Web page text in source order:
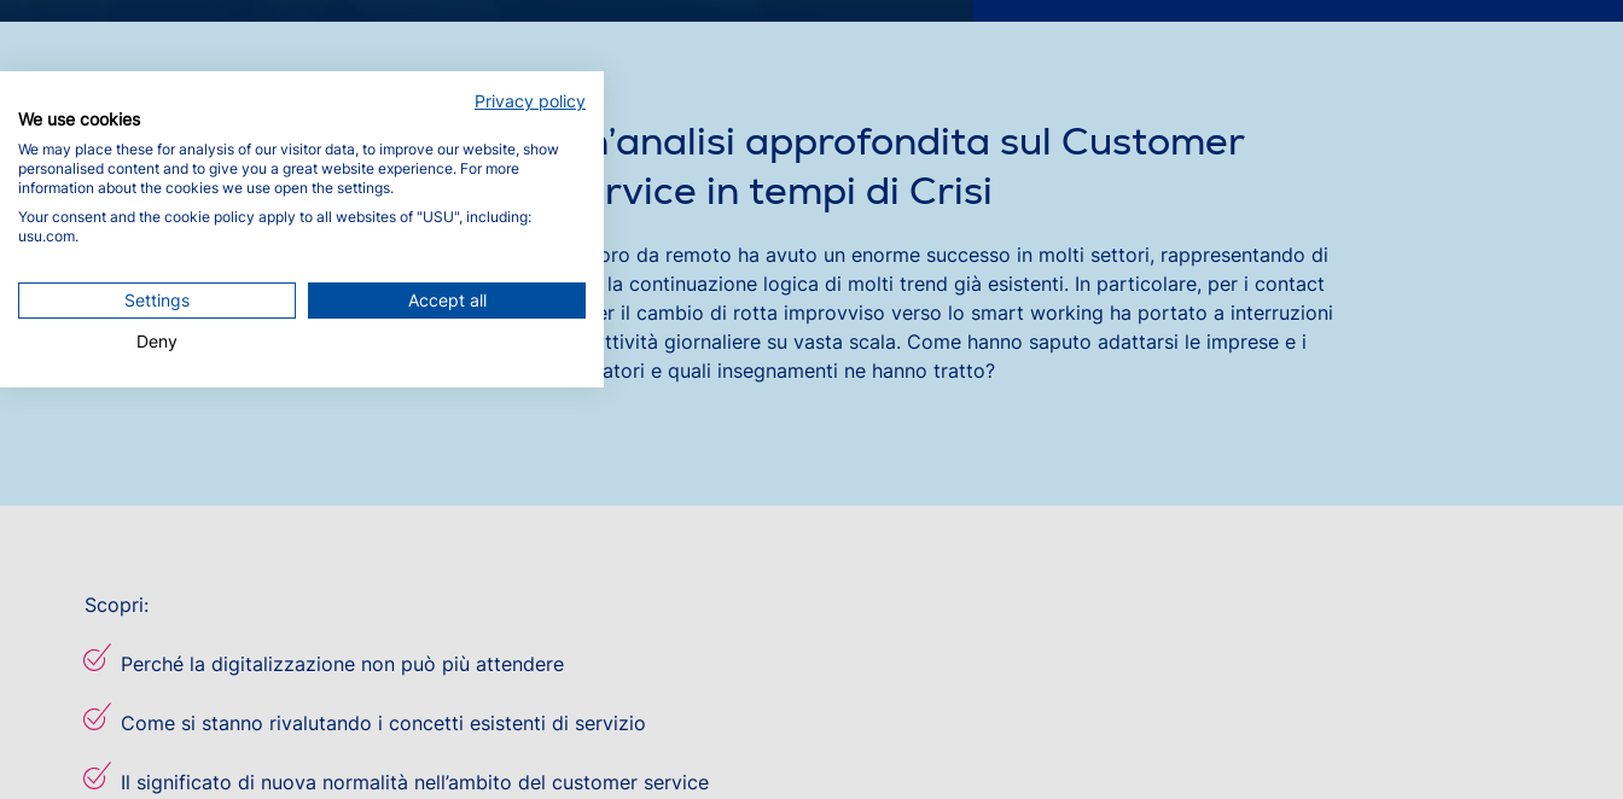
Un’analisi approfondita sul Customer
Service in tempi di Crisi
Il lavoro da remoto ha avuto un enorme successo in molti settori, rappresentando di
fatto la continuazione logica di molti trend già esistenti. In particolare, per i contact
center il cambio di rotta improvviso verso lo smart working ha portato a interruzioni
alle attività giornaliere su vasta scala. Come hanno saputo adattarsi le imprese e i
lavoratori e quali insegnamenti ne hanno tratto?
Scopri:
Perché la digitalizzazione non può più attendere
Come si stanno rivalutando i concetti esistenti di servizio
Il significato di nuova normalità nell’ambito del customer service
Privacy policy
We use cookies
We may place these for analysis of our visitor data, to improve our website, show
personalised content and to give you a great website experience. For more
information about the cookies we use open the settings.
Your consent and the cookie policy apply to all websites of "USU", including:
usu.com.
Settings Accept all
Deny